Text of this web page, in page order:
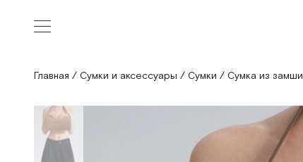
Главная / Сумки и аксессуары / Сумки / Сумка из замши